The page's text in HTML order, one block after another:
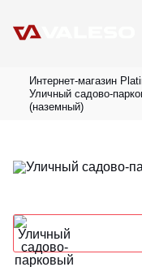
Интернет-магазин
Уличный садово-
(наземный)